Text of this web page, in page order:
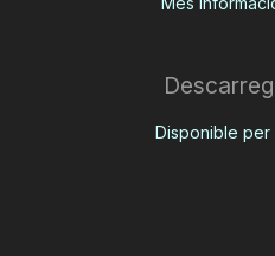
Disponible per